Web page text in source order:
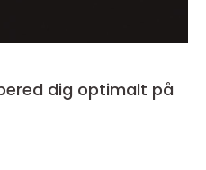
dig optimalt på